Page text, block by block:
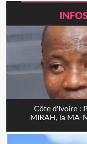
Côte d'Ivoire :
MIRAH, la MA-